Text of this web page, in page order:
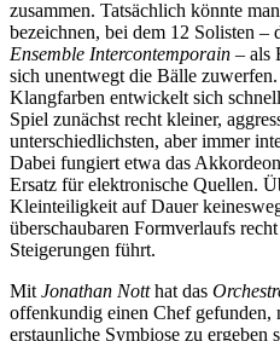
zusammen. Tatsächlich könnte
bezeichnen, bei dem 12 Solisten –
Ensemble Intercontemporain – als
sich unentwegt die Bälle
Klangfarben entwickelt sich
Spiel zunächst recht kleiner,
unterschiedlichsten, aber immer
Dabei fungiert etwa das
Ersatz für elektronische Quellen.
Kleinteiligkeit auf Dauer
überschaubaren Formverlaufs
Steigerungen führt.
Mit Jonathan Notthat das
offenkundig einen Chef gefunden,
erstaunliche Symbiose zu ergeben